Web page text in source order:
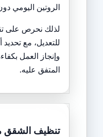
الروتين اليومي
لذلك نحرص على
للتعديل، مع تحديد
وإنجاز العمل
المتفق عليه.
تنظيف الشقق